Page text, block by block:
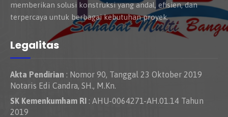
memberikan solusi konstruksi yang andal, efisien, dan
terpercaya untuk berbagai kebutuhan proyek.
Legalitas
Akta Pendirian : Nomor 90, Tanggal 23 Oktober 2019
Notaris Edi Candra, SH., M.Kn.
SK Kemenkumham RI : AHU-0064271-AH.01.14 Tahun
2019